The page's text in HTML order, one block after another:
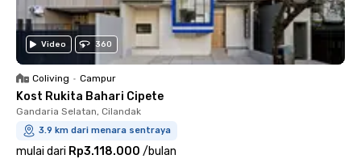
Video 360
Coliving • Campur
Kost Rukita Bahari Cipete
Gandaria Selatan, Cilandak
3.9 km dari menara sentraya
mulai dari Rp3.118.000 /bulan